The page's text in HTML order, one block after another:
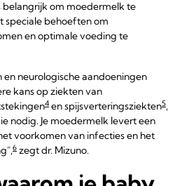
belangrijk om moedermelk te
speciale behoeften om
en optimale voeding te
neurologische aandoeningen
kans op ziekten van
4 en spijsverteringsziekten5,
nodig. Je moedermelk levert een
voorkomen van infecties en het
6 zegt dr. Mizuno.